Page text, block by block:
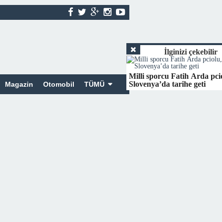
Magazin Otomobil TÜMÜ
İlginizi çekebilir
Milli sporcu Fatih Arda
Slovenya’da tarihe geti